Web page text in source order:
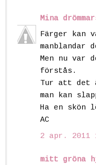
Mina
Färger kan
manblandar
Men nu var
förstås.
Tur att det
man kan
Ha en skön
AC
2 apr. 2011
mitt gröna